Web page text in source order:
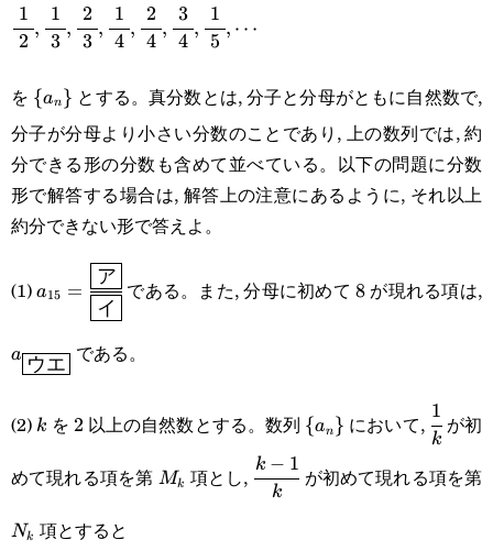
\cfrac{\space1\space}
{2},\cfrac{\space1\space}
{3},\cfrac{\space2\space}
{3},\cfrac{\space1\space}
{4},\cfrac{\space2\space}
{4},\cfrac{\space3\space}
{5},\cdots
2
1
,
3
1
,
3
2
,
4
1
,
4
2
,
4
3
,
5
1
, ⋯
を \
{a_n\}
{an} とする。真分数とは, 分子と分母がともに自然数で,
分子が分母より小さい分数のことであり, 上の数列では, 約
分できる形の分数も含めて並べている。以下の問題に分数
形で解答する場合は, 解答上の注意にあるように, それ以上
約分できない形で答えよ。
(1) a_{15}=\cfrac{\boxed{\text{ア}}}
{\boxed{\text{イ}}}
a15 =
イ
ア
である。また, 分母に初めて8 が現れる項は,
a ウエ である。
(2) k
k を 2 以上の自然数とする。数列 \
{an} において,
{k}
k
1
が初
めて現れる項を第 M_k
Mk 項とし, \cfrac{k-
1}{k}
k
k − 1
が初めて現れる項を第
Nk 項とすると